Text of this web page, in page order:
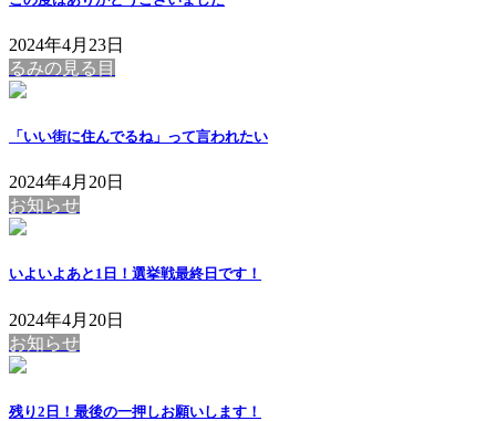
2024年4月23日
るみの見る目
「いい街に住んでるね」って言われたい
2024年4月20日
お知らせ
いよいよあと1日！選挙戦最終日です！
2024年4月20日
お知らせ
残り2日！最後の一押しお願いします！